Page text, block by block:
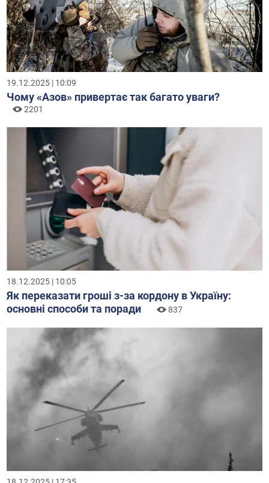
19.12.2025 | 10:09
Чому «Азов» привертає так багато уваги?
2201
18.12.2025 | 10:05
Як переказати гроші з-за кордону в Україну:
основні способи та поради
837